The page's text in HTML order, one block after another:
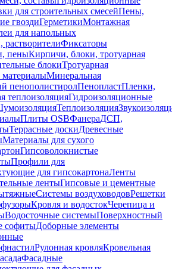
для строительных смесейПены,
гвоздиГерметикиМонтажная
для напольных
растворителиФиксаторы
пеныКирпичи, блоки, тротуарная
блокиТротуарная
Минеральная
пенополистиролПенопластПленки,
теплоизоляцияГидроизоляционные
Теплоизоляция
Плиты OSBФанераДСП,
Террасные доскиДревесные
Материалы для сухого
Гипсоволокнистые
Профили для
для гипсокартонаЛенты
лентыГипсовые и цементные
Системы воздуховодовРешетки
Кровля и водостокЧерепица и
Водосточные системыПоверхностный
софитыДоборные элементы
Рулонная кровляКровельная
Фасадные